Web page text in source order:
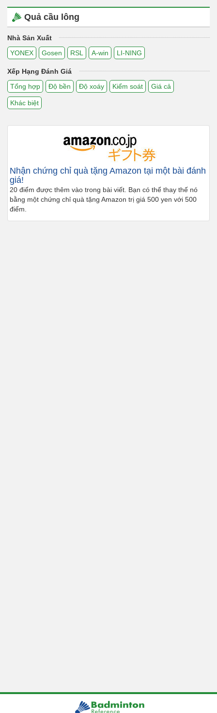
Quả cầu lông
Nhà Sản Xuất
YONEX
Gosen RSL A-win LI-NING
Xếp Hạng Đánh Giá
Tổng hợp
Độ bền Độ xoáy Kiểm soát Giá cả
Khác biệt
Nhận chứng chỉ quà tặng Amazon tại một bài đánh
giá!
20 điểm được thêm vào trong bài viết. Bạn có thể thay thế nó
bằng một chứng chỉ quà tặng Amazon trị giá 500 yen với 500
điểm.